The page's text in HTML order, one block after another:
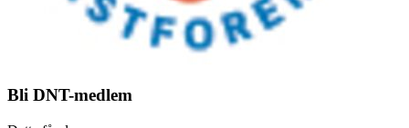
Bli DNT-medlem